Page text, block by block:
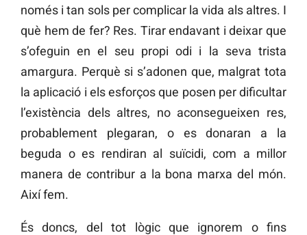
només i tan sols per complicar la vida als altres. I
què hem de fer? Res. Tirar endavant i deixar que
s’ofeguin en el seu propi odi i la seva trista
amargura. Perquè si s’adonen que, malgrat tota
la aplicació i els esforços que posen per dificultar
l’existència dels altres, no aconsegueixen res,
probablement plegaran, o es donaran a la
beguda o es rendiran al suïcidi, com a millor
manera de contribur a la bona marxa del món.
Així fem.
És doncs, del tot lògic que ignorem o fins